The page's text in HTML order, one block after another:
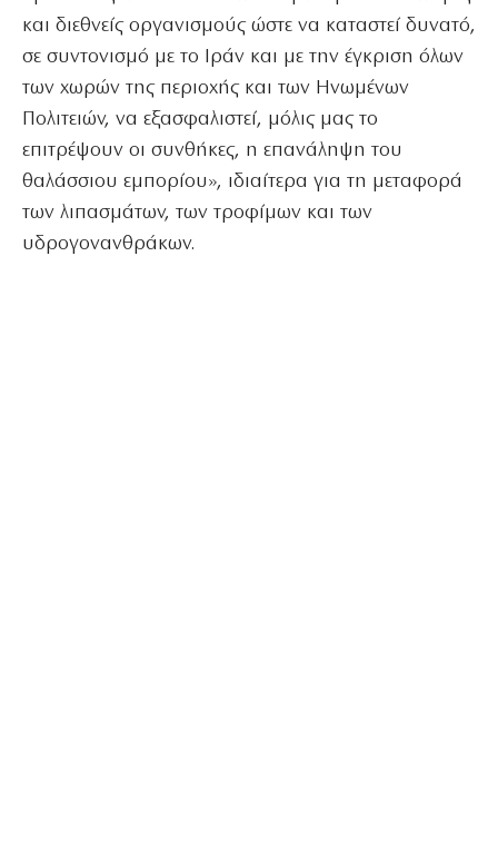
και διεθνείς οργανισμούς ώστε να καταστεί δυνατό,
σε συντονισμό με το Ιράν και με την έγκριση όλων
των χωρών της περιοχής και των Ηνωμένων
Πολιτειών, να εξασφαλιστεί, μόλις μας το
επιτρέψουν οι συνθήκες, η επανάληψη του
θαλάσσιου εμπορίου», ιδιαίτερα για τη μεταφορά
των λιπασμάτων, των τροφίμων και των
υδρογονανθράκων.